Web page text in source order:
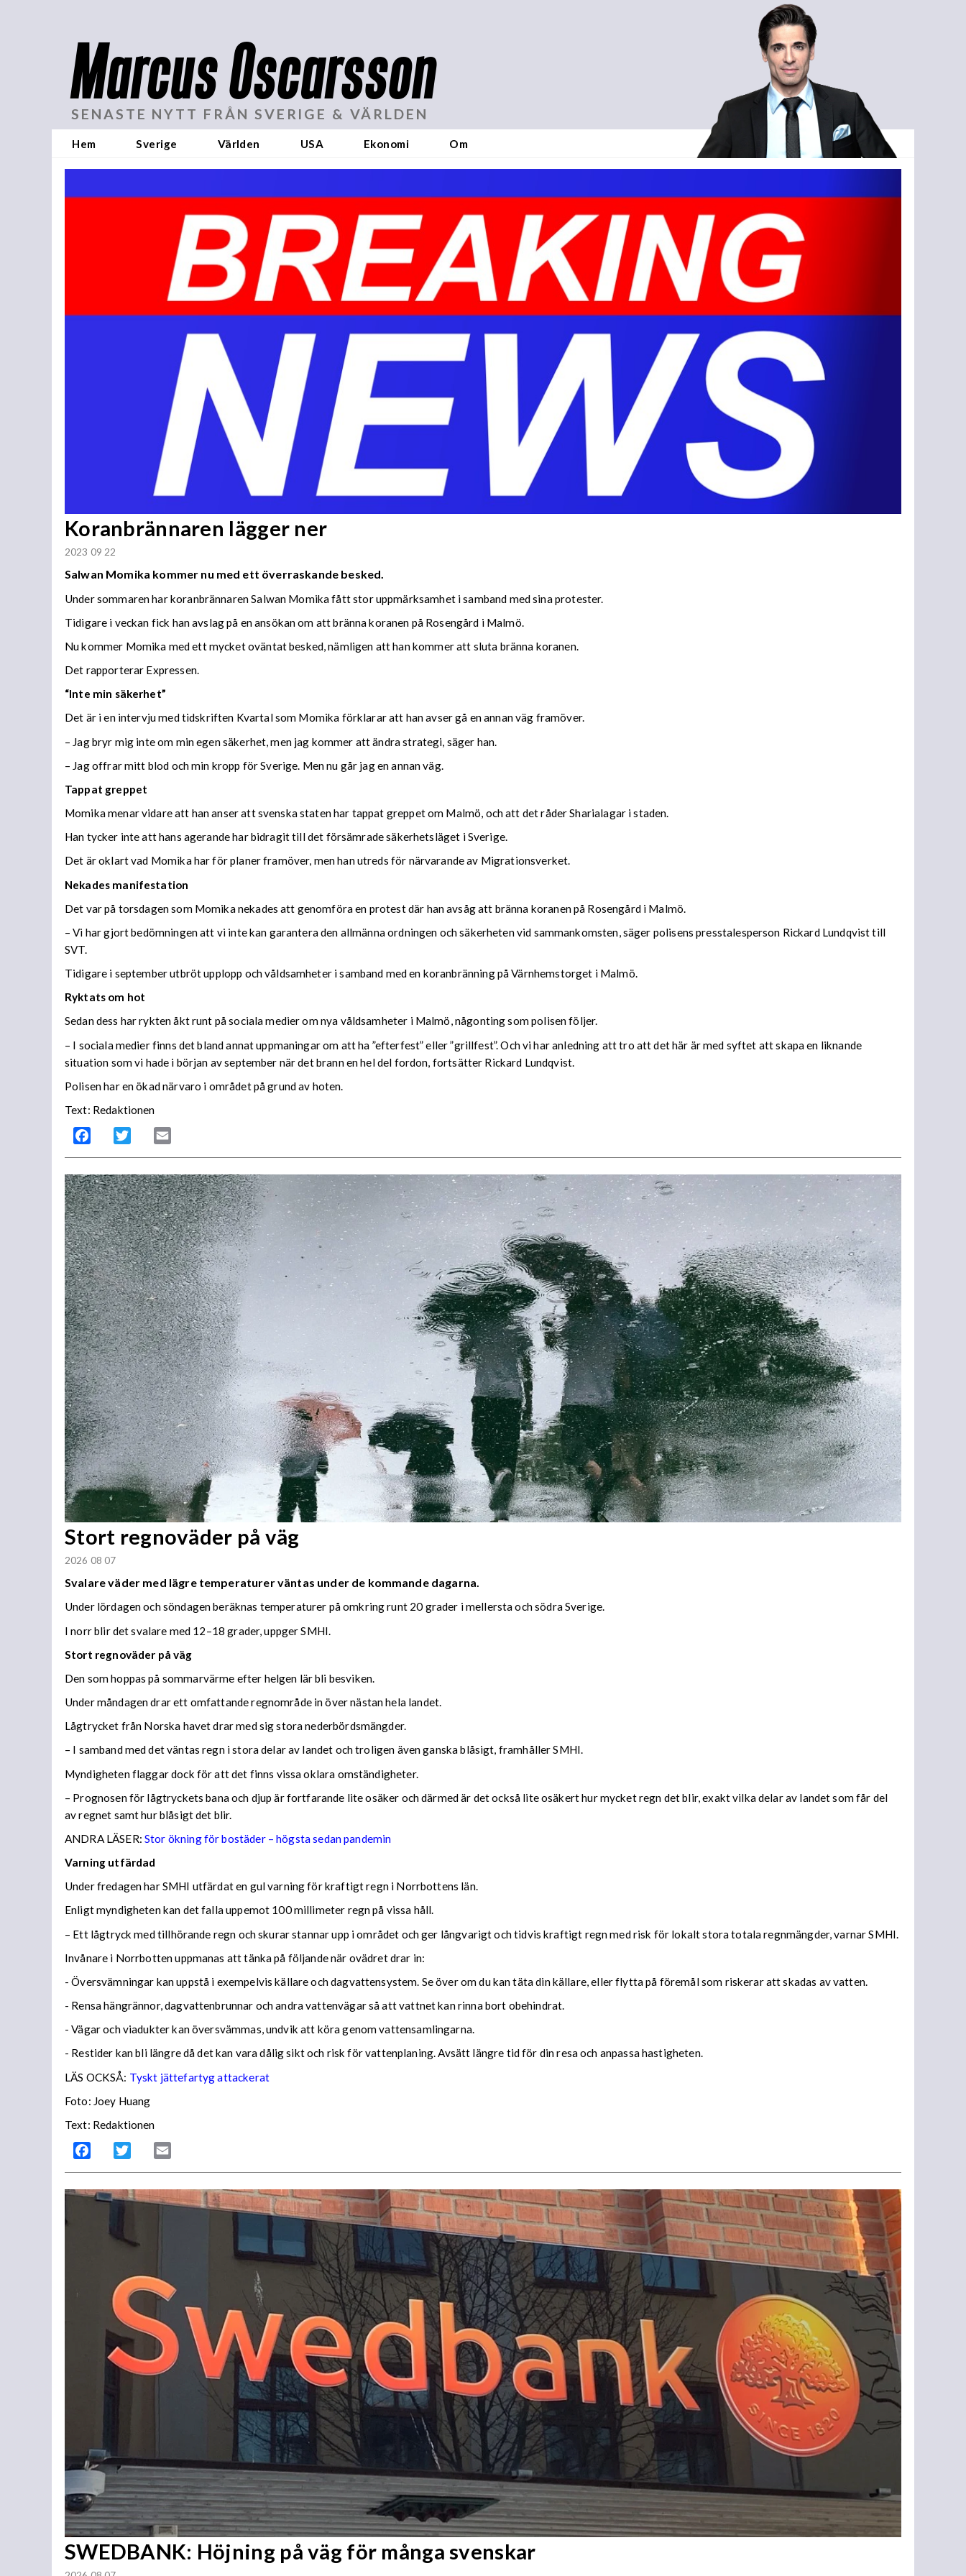
Marcus Oscarsson
SENASTE NYTT FRÅN SVERIGE & VÄRLDEN
Hem Sverige Världen USA Ekonomi Om
Koranbrännaren lägger ner
2023 09 22
Salwan Momika kommer nu med ett överraskande besked.
Under sommaren har koranbrännaren Salwan Momika fått stor uppmärksamhet i samband med sina protester.
Tidigare i veckan fick han avslag på en ansökan om att bränna koranen på Rosengård i Malmö.
Nu kommer Momika med ett mycket oväntat besked, nämligen att han kommer att sluta bränna koranen.
Det rapporterar Expressen.
“Inte min säkerhet”
Det är i en intervju med tidskriften Kvartal som Momika förklarar att han avser gå en annan väg framöver.
– Jag bryr mig inte om min egen säkerhet, men jag kommer att ändra strategi, säger han.
– Jag offrar mitt blod och min kropp för Sverige. Men nu går jag en annan väg.
Tappat greppet
Momika menar vidare att han anser att svenska staten har tappat greppet om Malmö, och att det råder Sharialagar i staden.
Han tycker inte att hans agerande har bidragit till det försämrade säkerhetsläget i Sverige.
Det är oklart vad Momika har för planer framöver, men han utreds för närvarande av Migrationsverket.
Nekades manifestation
Det var på torsdagen som Momika nekades att genomföra en protest där han avsåg att bränna koranen på Rosengård i Malmö.
– Vi har gjort bedömningen att vi inte kan garantera den allmänna ordningen och säkerheten vid sammankomsten, säger polisens presstalesperson Rickard Lundqvist till
SVT.
Tidigare i september utbröt upplopp och våldsamheter i samband med en koranbränning på Värnhemstorget i Malmö.
Ryktats om hot
Sedan dess har rykten åkt runt på sociala medier om nya våldsamheter i Malmö, någonting som polisen följer.
– I sociala medier finns det bland annat uppmaningar om att ha ”efterfest” eller ”grillfest”. Och vi har anledning att tro att det här är med syftet att skapa en liknande
situation som vi hade i början av september när det brann en hel del fordon, fortsätter Rickard Lundqvist.
Polisen har en ökad närvaro i området på grund av hoten.
Text: Redaktionen
Facebook Twitter
Stort regnoväder på väg
2026 08 07
Svalare väder med lägre temperaturer väntas under de kommande dagarna.
Under lördagen och söndagen beräknas temperaturer på omkring runt 20 grader i mellersta och södra Sverige.
I norr blir det svalare med 12–18 grader, uppger SMHI.
Stort regnoväder på väg
Den som hoppas på sommarvärme efter helgen lär bli besviken.
Under måndagen drar ett omfattande regnområde in över nästan hela landet.
Lågtrycket från Norska havet drar med sig stora nederbördsmängder.
– I samband med det väntas regn i stora delar av landet och troligen även ganska blåsigt, framhåller SMHI.
Myndigheten flaggar dock för att det finns vissa oklara omständigheter.
– Prognosen för lågtryckets bana och djup är fortfarande lite osäker och därmed är det också lite osäkert hur mycket regn det blir, exakt vilka delar av landet som får del
av regnet samt hur blåsigt det blir.
ANDRA LÄSER: Stor ökning för bostäder – högsta sedan pandemin
Varning utfärdad
Under fredagen har SMHI utfärdat en gul varning för kraftigt regn i Norrbottens län.
Enligt myndigheten kan det falla uppemot 100 millimeter regn på vissa håll.
– Ett lågtryck med tillhörande regn och skurar stannar upp i området och ger långvarigt och tidvis kraftigt regn med risk för lokalt stora totala regnmängder, varnar SMHI.
Invånare i Norrbotten uppmanas att tänka på följande när ovädret drar in:
- Översvämningar kan uppstå i exempelvis källare och dagvattensystem. Se över om du kan täta din källare, eller flytta på föremål som riskerar att skadas av vatten.
- Rensa hängrännor, dagvattenbrunnar och andra vattenvägar så att vattnet kan rinna bort obehindrat.
- Vägar och viadukter kan översvämmas, undvik att köra genom vattensamlingarna.
- Restider kan bli längre då det kan vara dålig sikt och risk för vattenplaning. Avsätt längre tid för din resa och anpassa hastigheten.
LÄS OCKSÅ: Tyskt jättefartyg attackerat
Foto: Joey Huang
Text: Redaktionen
Facebook Twitter
SWEDBANK: Höjning på väg för många svenskar